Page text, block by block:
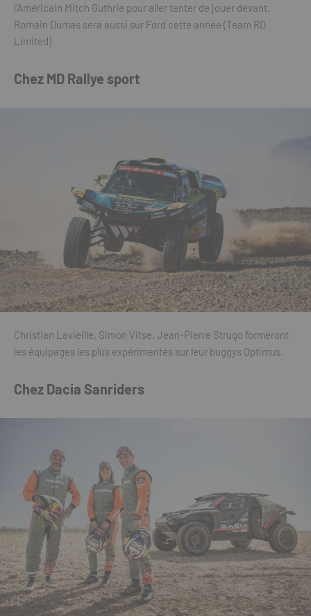
l’Américain Mitch Guthrie pour aller tenter de jouer devant.
Romain Dumas sera aussi sur Ford cette année (Team RD
Limited)
Chez MD Rallye sport
Christian Lavieille, Simon Vitse, Jean-Pierre Strugo formeront
les équipages les plus expérimentés sur leur buggys Optimus.
Chez Dacia Sanriders